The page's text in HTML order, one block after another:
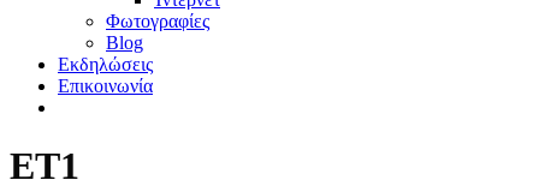
Φωτογραφίες
Blog
Εκδηλώσεις
Επικοινωνία
ΕΤ1